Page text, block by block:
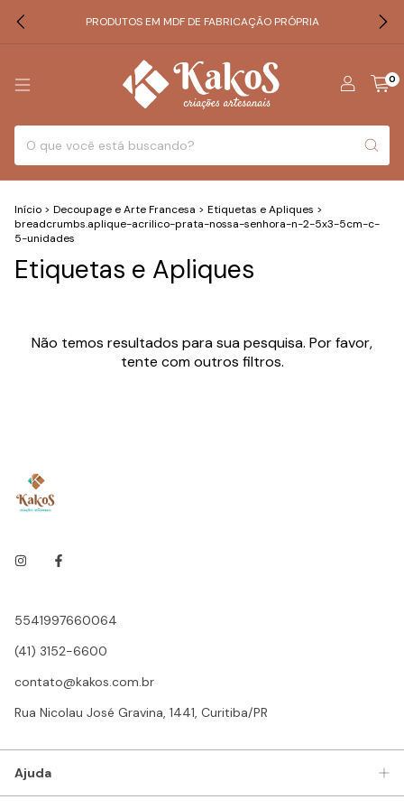
PRODUTOS EM MDF DE FABRICAÇÃO PRÓPRIA
0
Início > Decoupage e Arte Francesa > Etiquetas e Apliques >
breadcrumbs.aplique-acrilico-prata-nossa-senhora-n-2-5x3-5cm-c-
5-unidades
Etiquetas e Apliques
Não temos resultados para sua pesquisa. Por favor,
tente com outros filtros.
5541997660064
(41) 3152-6600
contato@kakos.com.br
Rua Nicolau José Gravina, 1441, Curitiba/PR
Ajuda